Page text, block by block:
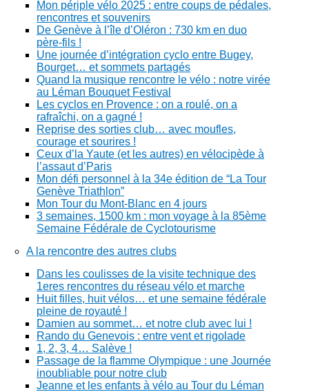
Mon périple vélo 2025 : entre coups de pédales,
rencontres et souvenirs
De Genève à l’île d’Oléron : 730 km en duo
père-fils !
Une journée d’intégration cyclo entre Bugey,
Bourget… et sommets partagés
Quand la musique rencontre le vélo : notre virée
au Léman Bouquet Festival
Les cyclos en Provence : on a roulé, on a
rafraîchi, on a gagné !
Reprise des sorties club… avec moufles,
courage et sourires !
Ceux d’la Yaute (et les autres) en vélocipède à
l’assaut d’Paris
Mon défi personnel à la 34e édition de “La Tour
Genève Triathlon”
Mon Tour du Mont-Blanc en 4 jours
3 semaines, 1500 km : mon voyage à la 85ème
Semaine Fédérale de Cyclotourisme
A la rencontre des autres clubs
Dans les coulisses de la visite technique des
1eres rencontres du réseau vélo et marche
Huit filles, huit vélos… et une semaine fédérale
pleine de royauté !
Damien au sommet… et notre club avec lui !
Rando du Genevois : entre vent et rigolade
1, 2, 3, 4… Salève !
Passage de la flamme Olympique : une Journée
inoubliable pour notre club
Jeanne et les enfants à vélo au Tour du Léman